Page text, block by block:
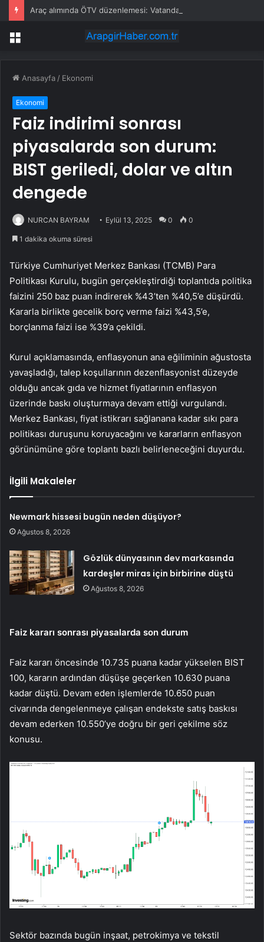
Menü
Anasayfa / Ekonomi
Ekonomi
Faiz indirimi sonrası
piyasalarda son durum:
BIST geriledi, dolar ve altın
dengede
NURCAN BAYRAM Eylül 13, 2025 0 0
1 dakika okuma süresi
Türkiye Cumhuriyet Merkez Bankası (TCMB) Para
Politikası Kurulu, bugün gerçekleştirdiği toplantıda politika
faizini 250 baz puan indirerek %43’ten %40,5’e düşürdü.
Kararla birlikte gecelik borç verme faizi %43,5’e,
borçlanma faizi ise %39’a çekildi.
Kurul açıklamasında, enflasyonun ana eğiliminin ağustosta
yavaşladığı, talep koşullarının dezenflasyonist düzeyde
olduğu ancak gıda ve hizmet fiyatlarının enflasyon
üzerinde baskı oluşturmaya devam ettiği vurgulandı.
Merkez Bankası, fiyat istikrarı sağlanana kadar sıkı para
politikası duruşunu koruyacağını ve kararların enflasyon
görünümüne göre toplantı bazlı belirleneceğini duyurdu.
İlgili Makaleler
Newmark hissesi bugün neden düşüyor?
Ağustos 8, 2026
Gözlük dünyasının dev markasında
kardeşler miras için birbirine düştü
Ağustos 8, 2026
Faiz kararı sonrası piyasalarda son durum
Faiz kararı öncesinde 10.735 puana kadar yükselen BIST
100, kararın ardından düşüşe geçerken 10.630 puana
kadar düştü. Devam eden işlemlerde 10.650 puan
civarında dengelenmeye çalışan endekste satış baskısı
devam ederken 10.550’ye doğru bir geri çekilme söz
konusu.
Sektör bazında bugün inşaat, petrokimya ve tekstil